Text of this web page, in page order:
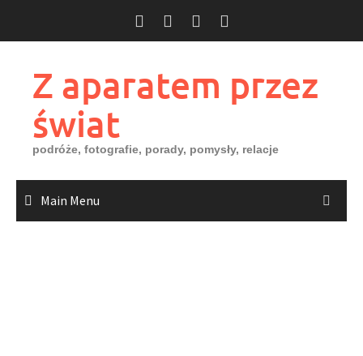
Z aparatem przez
świat
podróże, fotografie, porady, pomysły, relacje
Main Menu